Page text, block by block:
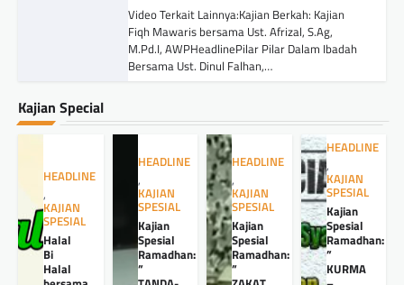
Video Terkait Lainnya:Kajian Berkah: Kajian
Fiqh Mawaris bersama Ust. Afrizal, S.Ag,
M.Pd.I, AWPHeadlinePilar Pilar Dalam Ibadah
Bersama Ust. Dinul Falhan,…
Kajian Special
HEADLINE
,
KAJIAN
SPESIAL
Halal
Bi
Halal
HEADLINE
,
KAJIAN
SPESIAL
Kajian
Spesial
Ramadhan:
”
HEADLINE
,
KAJIAN
SPESIAL
Kajian
Spesial
Ramadhan:
”
HEADLINE
,
KAJIAN
SPESIAL
Kajian
Spesial
Ramadhan:
”
KURMA